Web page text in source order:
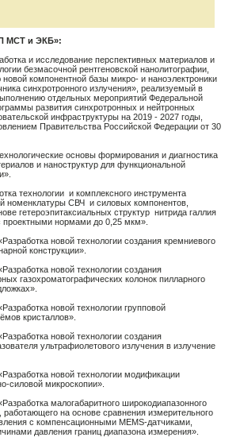
МСТ и ЭКБ»:
и исследование перспективных материалов и
безмасочной рентгеновской нанолитографии,
компонентной базы микро- и наноэлектроники
синхротронного излучения», реализуемый в
отдельных мероприятий Федеральной
развития синхротронных и нейтронных
инфраструктуры на 2019 - 2027 годы,
Правительства Российской Федерации от 30
основы формирования и диагностика
и наноструктур для функциональной
технологии и комплексного инструмента
номенклатуры СВЧ и силовых компонентов,
гетероэпитаксиальных структур нитрида галлия
проектными нормами до 0,25 мкм».
новой технологии создания кремниевого
конструкции».
новой технологии создания
газохроматографических колонок пилларного
новой технологии групповой
кристаллов».
новой технологии создания
ультрафиолетового излучения в излучение
новой технологии модификации
силовой микроскопии».
малогабаритного широкодиапазонного
работающего на основе сравнения измерительного
с компенсационными MEMS-датчиками,
давления границ диапазона измерения».